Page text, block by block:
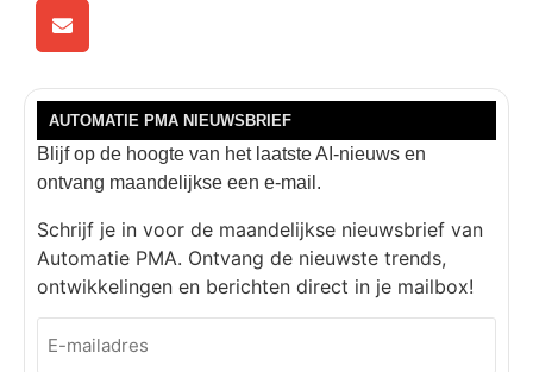
AUTOMATIE PMA NIEUWSBRIEF
Blijf op de hoogte van het laatste AI-nieuws en
ontvang maandelijkse een e-mail.
Schrijf je in voor de maandelijkse nieuwsbrief van
Automatie PMA. Ontvang de nieuwste trends,
ontwikkelingen en berichten direct in je mailbox!
E-
mailadres